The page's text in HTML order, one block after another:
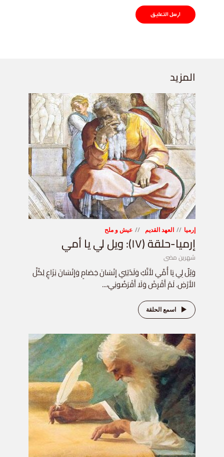
المزيد
إرميا العهد القديم عيش و ملح
إرميا-حلقة (١٧): ويل لي يا أمي
شهرين مضى
وَيْلٌ لِي يَا أُمِّي لأَنَّكِ وَلَدْتِنِي إِنْسَانَ خِصَامٍ وَإِنْسَانَ نِزَاعٍ لِكُلِّ
الأَرْضِ. لَمْ أَقْرِضْ وَلَا أَقْرَضُونِي،...
اسمع الحلقة